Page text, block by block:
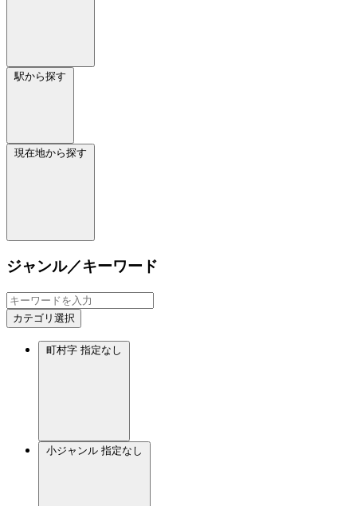
駅から探す
現在地から探す
ジャンル／キーワード
カテゴリ選択
町村字 指定なし
小ジャンル 指定なし